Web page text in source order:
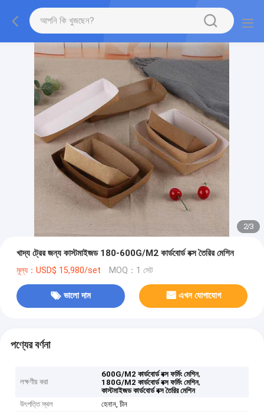
2/3
খাদ্য ট্রের জন্য কাস্টমাইজড 180-600G/M2 কার্ডবোর্ড বক্স তৈরির মেশিন
মূল্য：USD$ 15,980/set MOQ：1 সেট
ভালো দাম এখন যোগাযোগ
পণ্যের বর্ণনা
লক্ষণীয় করা
600G/M2 কার্ডবোর্ড বক্স ফর্মিং মেশিন,
180G/M2 কার্ডবোর্ড বক্স ফর্মিং মেশিন,
কাস্টমাইজড কার্ডবোর্ড বক্স তৈরির মেশিন
উৎপত্তি স্থল
হেনান, চীন